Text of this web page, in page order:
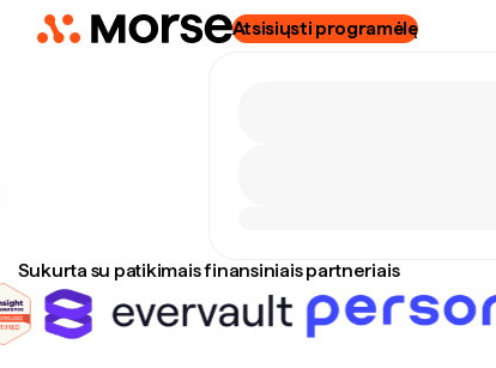
Atsisiųsti programėlę
Sukurta su patikimais finansiniais partneriais